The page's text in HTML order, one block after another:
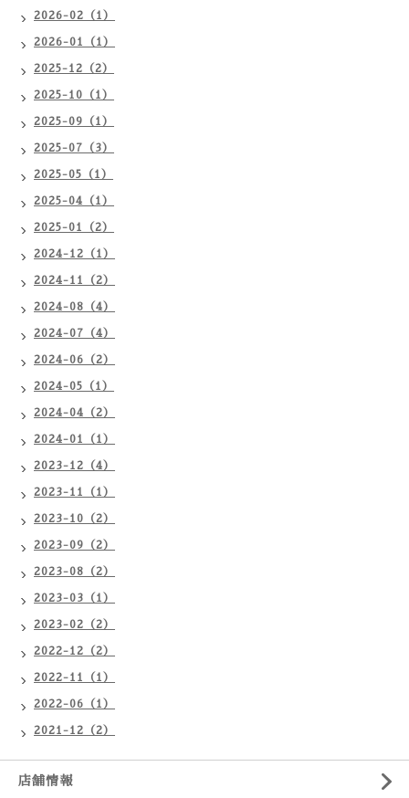
2026-02（1）
2026-01（1）
2025-12（2）
2025-10（1）
2025-09（1）
2025-07（3）
2025-05（1）
2025-04（1）
2025-01（2）
2024-12（1）
2024-11（2）
2024-08（4）
2024-07（4）
2024-06（2）
2024-05（1）
2024-04（2）
2024-01（1）
2023-12（4）
2023-11（1）
2023-10（2）
2023-09（2）
2023-08（2）
2023-03（1）
2023-02（2）
2022-12（2）
2022-11（1）
2022-06（1）
2021-12（2）
店舗情報